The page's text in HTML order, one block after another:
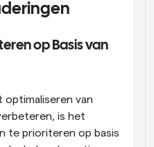
op Basis van
van
is het
te prioriteren op basis